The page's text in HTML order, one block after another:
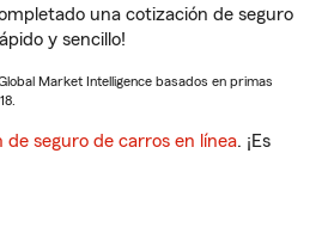
una cotización de seguro
y sencillo!
Market Intelligence basados en primas
de seguro de carros en línea. ¡Es